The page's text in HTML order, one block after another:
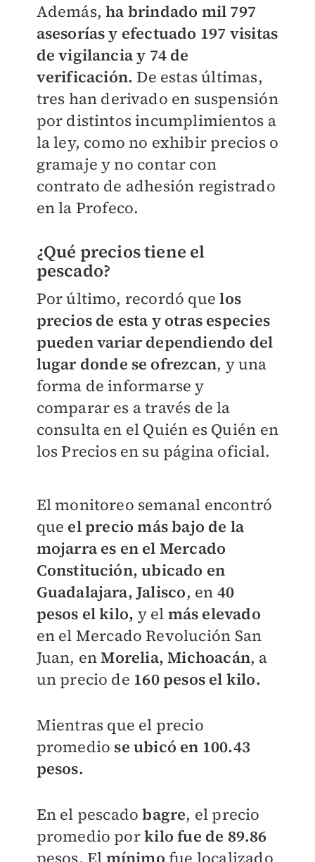
Además, ha brindado mil 797
asesorías y efectuado 197 visitas
de vigilancia y 74 de
verificación. De estas últimas,
tres han derivado en suspensión
por distintos incumplimientos a
la ley, como no exhibir precios o
gramaje y no contar con
contrato de adhesión registrado
en la Profeco.
¿Qué precios tiene el
pescado?
Por último, recordó quelos
precios de esta y otras especies
pueden variar dependiendo del
lugar donde se ofrezcan, y una
forma de informarse y
comparar es a través de la
consulta en el Quién es Quién en
los Precios en su página oficial.
El monitoreo semanal encontró
que el precio más bajo de la
mojarra es en el Mercado
Constitución, ubicado en
Guadalajara, Jalisco, en 40
pesos el kilo, y el más elevado
en el Mercado Revolución San
Juan, enMorelia, Michoacán, a
un precio de 160 pesos el kilo.
Mientras que el precio
promedio se ubicó en 100.43
pesos.
En el pescadobagre, el precio
promedio porkilo fue de 89.86